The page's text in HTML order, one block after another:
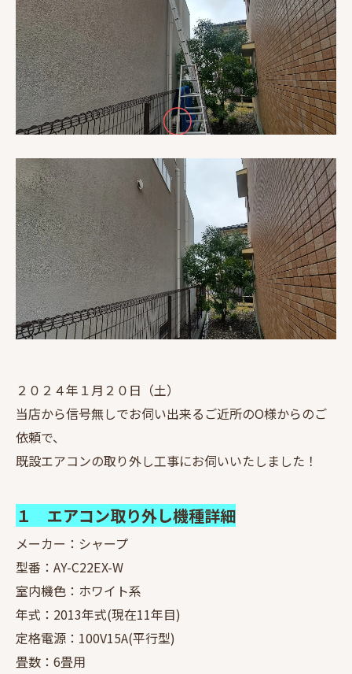
２０２４年１月２０日（土）
当店から信号無しでお伺い出来るご近所のO様からのご
依頼で、
既設エアコンの取り外し工事にお伺いいたしました！
１ エアコン取り外し機種詳細
メーカー：シャープ
型番：AY-C22EX-W
室内機色：ホワイト系
年式：2013年式(現在11年目)
定格電源：100V15A(平行型)
畳数：6畳用